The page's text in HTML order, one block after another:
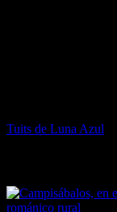
Tuits de Luna Azul